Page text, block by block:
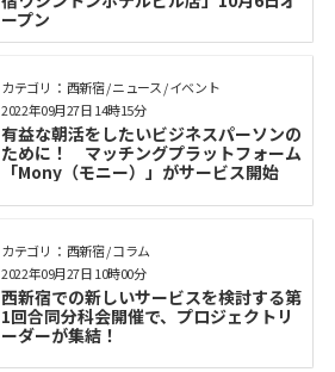
ープン
カテゴリ： 西新宿 / ニュース / イベント
有益な朝活をしたいビジネスパーソンの
ために！ マッチングプラットフォーム
「Mony（モニー）」がサービス開始
2022年09月27日 14時15分
カテゴリ： 西新宿 / コラム
西新宿での新しいサービスを検討する第
1回合同分科会開催で、プロジェクトリ
ーダーが集結！
2022年09月27日 10時00分